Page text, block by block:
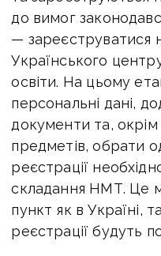
до вимог
—
Українського
освіти. На цьому
персональні дані,
документи та,
предметів, обрати
реєстрації
складання НМТ. Це
пункт як в Україні,
реєстрації будуть